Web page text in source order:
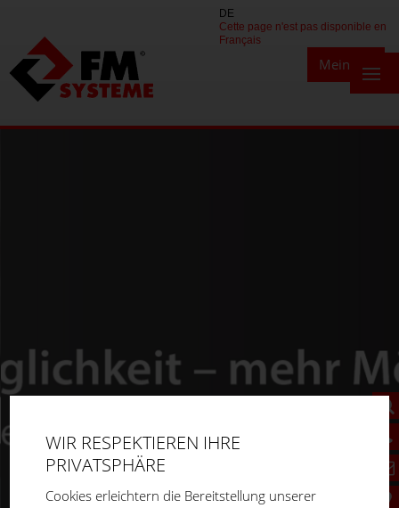
DE
Cette page n'est pas disponible en
Français
Mein FM
WIR RESPEKTIEREN IHRE
PRIVATSPHÄRE
Cookies erleichtern die Bereitstellung unserer